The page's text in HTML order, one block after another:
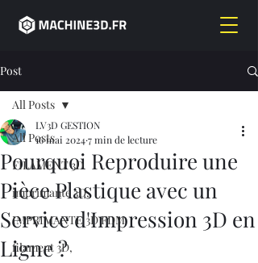
Post
All Posts
FILAMENT 3D
imprimante 3D,
IMPRIMANTE 3D FDM
filament 3D,
All Posts
Pourquoi Reproduire une
Pièce Plastique avec un
Service d'Impression 3D en
Ligne ?
LV3D GESTION
16 mai 20247 min de lecture